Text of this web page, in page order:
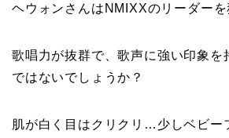
ヘウォンさんはNMIXXのリーダーを
歌唱力が抜群で、歌声に強い印象を
ではないでしょうか？
肌が白く目はクリクリ…少しベビー